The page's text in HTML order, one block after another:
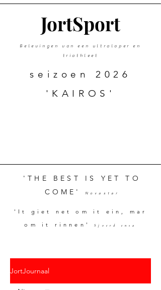
JortSport
seizoen 2026
'KAIROS'
Belevingen van een ultraloper en
triathleet
'THE BEST IS YET TO
COME'
Novastar
'It giet net om it ein, mar
om it rinnen'
Sjoerd ensa
JortJournaal